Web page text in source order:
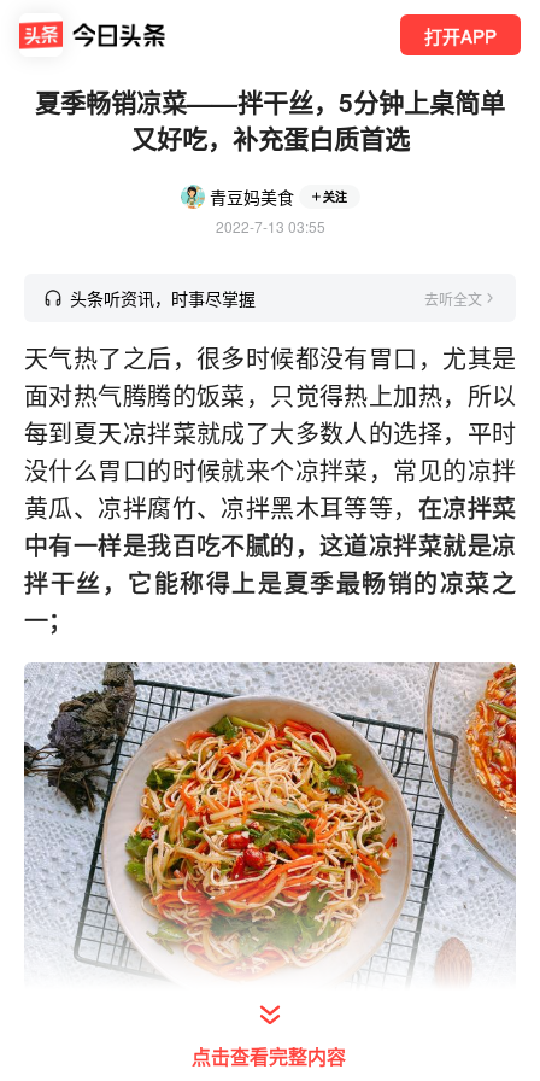
打开APP
夏季畅销凉菜——拌干丝，5分钟上桌简单
又好吃，补充蛋白质首选
青豆妈美食 关注
2022-7-13 03:55
头条听资讯，时事尽掌握 去听全文
天气热了之后，很多时候都没有胃口，尤其是
面对热气腾腾的饭菜，只觉得热上加热，所以
每到夏天凉拌菜就成了大多数人的选择，平时
没什么胃口的时候就来个凉拌菜，常见的凉拌
黄瓜、凉拌腐竹、凉拌黑木耳等等， 在凉拌菜
中有一样是我百吃不腻的，这道凉拌菜就是凉
拌干丝，它能称得上是夏季最畅销的凉菜之
一；
打开今日头条查看图片详情
点击查看完整内容